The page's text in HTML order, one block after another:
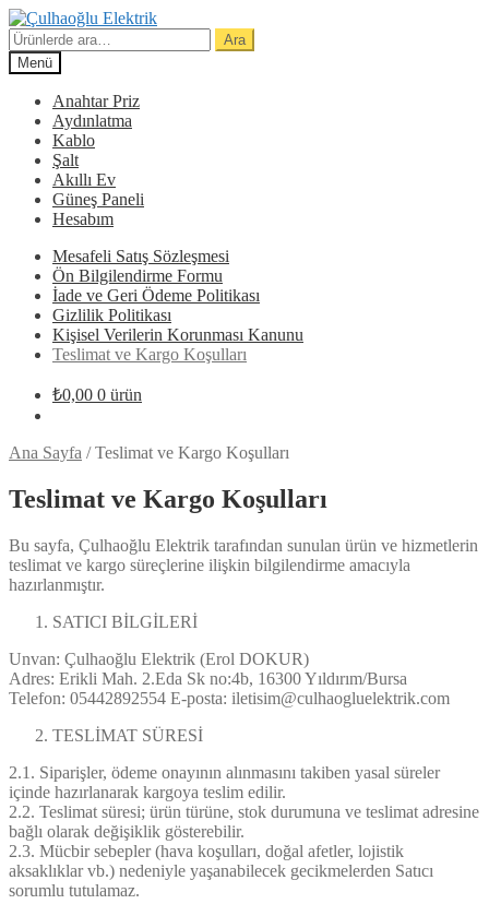
Dolaşıma
geç
İçeriğe
geç
Ara:
Ara
Menü
Anahtar Priz
Aydınlatma
Kablo
Şalt
Akıllı Ev
Güneş Paneli
Hesabım
Mesafeli Satış Sözleşmesi
Ön Bilgilendirme Formu
İade ve Geri Ödeme Politikası
Gizlilik Politikası
Kişisel Verilerin Korunması Kanunu
Teslimat ve Kargo Koşulları
₺0,00 0 ürün
Ana Sayfa /Teslimat ve Kargo Koşulları
Teslimat ve Kargo Koşulları
Bu sayfa, Çulhaoğlu Elektrik tarafından sunulan ürün ve hizmetlerin
teslimat ve kargo süreçlerine ilişkin bilgilendirme amacıyla
hazırlanmıştır.
SATICI BİLGİLERİ
Unvan: Çulhaoğlu Elektrik (Erol DOKUR)
Adres: Erikli Mah. 2.Eda Sk no:4b, 16300 Yıldırım/Bursa
Telefon: 05442892554 E-posta: iletisim@culhaogluelektrik.com
TESLİMAT SÜRESİ
2.1. Siparişler, ödeme onayının alınmasını takiben yasal süreler
içinde hazırlanarak kargoya teslim edilir.
2.2. Teslimat süresi; ürün türüne, stok durumuna ve teslimat adresine
bağlı olarak değişiklik gösterebilir.
2.3. Mücbir sebepler (hava koşulları, doğal afetler, lojistik
aksaklıklar vb.) nedeniyle yaşanabilecek gecikmelerden Satıcı
sorumlu tutulamaz.